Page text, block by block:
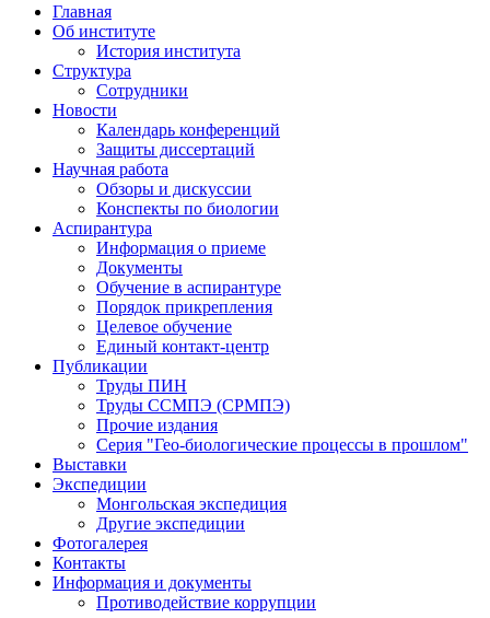
Главная
Об институте
История института
Структура
Сотрудники
Новости
Календарь конференций
Защиты диссертаций
Научная работа
Обзоры и дискуссии
Конспекты по биологии
Аспирантура
Информация о приеме
Документы
Обучение в аспирантуре
Порядок прикрепления
Целевое обучение
Единый контакт-центр
Публикации
Труды ПИН
Труды ССМПЭ (СРМПЭ)
Прочие издания
Серия "Гео-биологические процессы в прошлом"
Выставки
Экспедиции
Монгольская экспедиция
Другие экспедиции
Фотогалерея
Контакты
Информация и документы
Противодействие коррупции